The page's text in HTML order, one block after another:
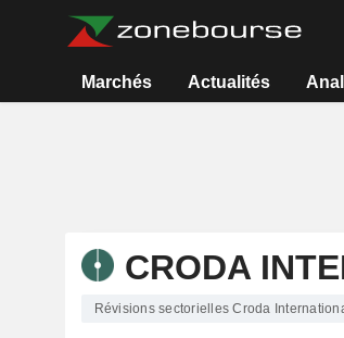
Marchés Actualités
CRODA
Révisions sectorielles Croda